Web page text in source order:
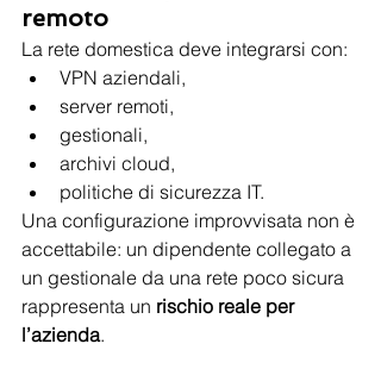
remoto
La rete domestica deve integrarsi con:
VPN aziendali,
server remoti,
gestionali,
archivi cloud,
politiche di sicurezza IT.
Una configurazione improvvisata non è
accettabile: un dipendente collegato a
un gestionale da una rete poco sicura
rappresenta un rischio reale per
l’azienda.